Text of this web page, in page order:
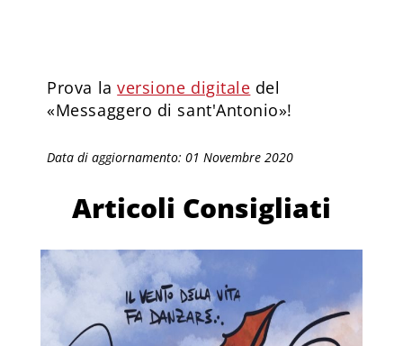
Prova laversione digitale del
«Messaggero di sant'Antonio»!
Data di aggiornamento: 01 Novembre 2020
Articoli Consigliati